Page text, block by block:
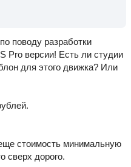
поводу разработки
Pro версии! Есть ли студии
для этого движка? Или
стоимость минимальную
сверх дорого.